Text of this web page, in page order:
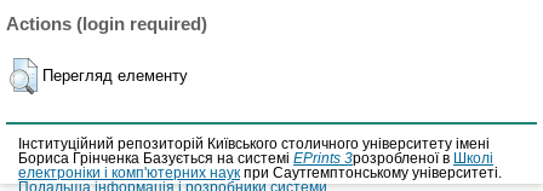
Actions (login required)
Перегляд елементу
Інституційний репозиторій Київського столичного університету імені
Бориса Грінченка Базується на системі EPrints 3розробленої в
Школі
електроніки і комп'ютерних наук при Саутгемптонському університеті.
Подальша інформація і розробники системи.